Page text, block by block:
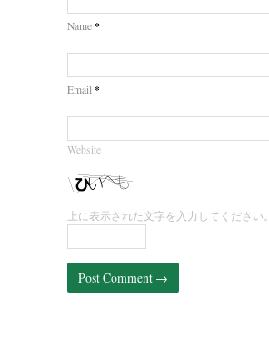
Name *
Email *
Website
上に表示された文字を入力してください。